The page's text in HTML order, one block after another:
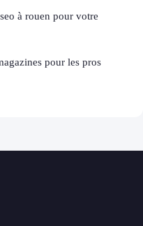
à rouen pour votre
pour les pros